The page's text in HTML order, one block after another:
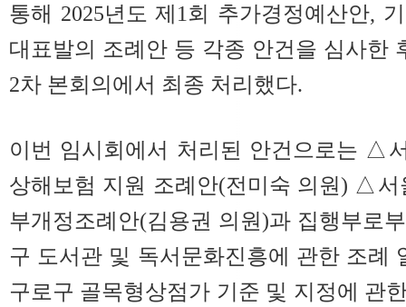
통해 2025년도 제1회 추가경정예산안,
대표발의 조례안 등 각종 안건을 심사한
2차 본회의에서 최종 처리했다.
이번 임시회에서 처리된 안건으로는 △
상해보험 지원 조례안(전미숙 의원) △
부개정조례안(김용권 의원)과 집행부로
구 도서관 및 독서문화진흥에 관한 조
구로구 골목형상점가 기준 및 지정에 관